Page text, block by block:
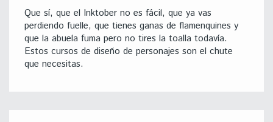
Que sí, que el Inktober no es fácil, que ya vas
perdiendo fuelle, que tienes ganas de flamenquines y
que la abuela fuma pero no tires la toalla todavía.
Estos cursos de diseño de personajes son el chute
que necesitas.